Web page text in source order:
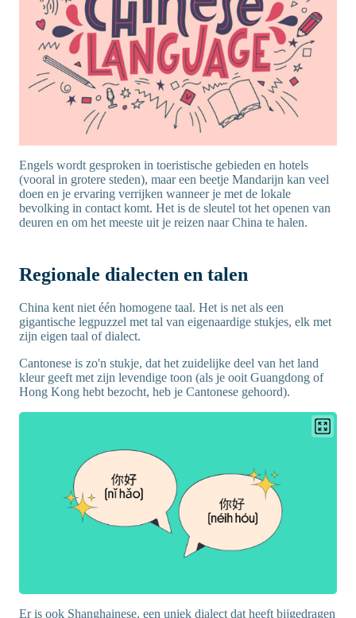
Engels wordt gesproken in toeristische gebieden en hotels
(vooral in grotere steden), maar een beetje Mandarijn kan veel
doen en je ervaring verrijken wanneer je met de lokale
bevolking in contact komt. Het is de sleutel tot het openen van
deuren en om het meeste uit je reizen naar China te halen.
Regionale dialecten en talen
China kent niet één homogene taal. Het is net als een
gigantische legpuzzel met tal van eigenaardige stukjes, elk met
zijn eigen taal of dialect.
Cantonese is zo'n stukje, dat het zuidelijke deel van het land
kleur geeft met zijn levendige toon (als je ooit Guangdong of
Hong Kong hebt bezocht, heb je Cantonese gehoord).
Er is ook Shanghainese, een uniek dialect dat heeft bijgedragen